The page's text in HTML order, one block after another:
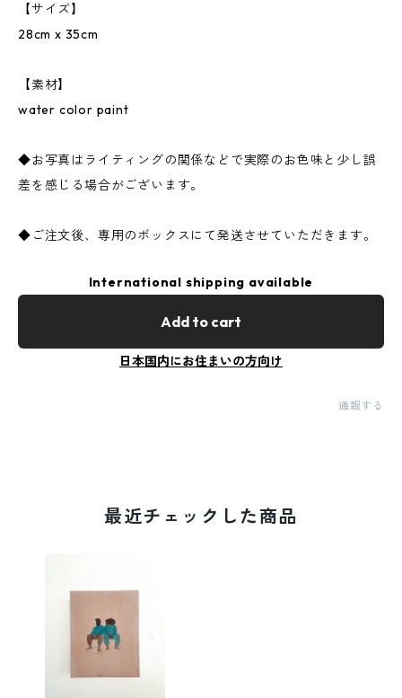
【サイズ】
28cm x 35cm
【素材】
water color paint
◆お写真はライティングの関係などで実際のお色味と少し誤
差を感じる場合がございます。
◆ご注文後、専用のボックスにて発送させていただきます。
International shipping available
Add to cart
日本国内にお住まいの方向け
通報する
最近チェックした商品